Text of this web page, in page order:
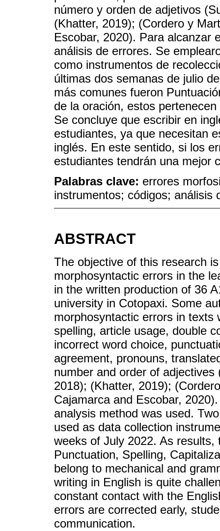
número y orden de adjetivos
(Khatter, 2019); (Cordero y
Escobar, 2020). Para alcanzar
análisis de errores. Se
como instrumentos de
últimas dos semanas de julio
más comunes fueron
de la oración, estos
Se concluye que escribir en
estudiantes, ya que necesitan
inglés. En este sentido, si los
estudiantes tendrán una mejor
Palabras clave: errores
instrumentos; códigos; análisis
ABSTRACT
The objective of this research
morphosyntactic errors in the
in the written production of 36
university in Cotopaxi. Some
morphosyntactic errors in texts
spelling, article usage, double
incorrect word choice,
agreement, pronouns,
number and order of
2018); (Khatter, 2019);
Cajamarca and Escobar,
analysis method was used.
used as data collection
weeks of July 2022. As
Punctuation, Spelling,
belong to mechanical and
writing in English is quite
constant contact with the
errors are corrected early,
communication.